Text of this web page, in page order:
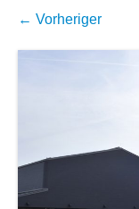
← Vorheriger